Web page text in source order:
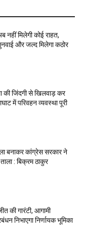
नहीं मिलेगी कोई राहत,
और जल्द मिलेगा कठोर
की जिंदगी से खिलवाड़ कर
में परिवहन व्यवस्था पूरी
बनाकर कांग्रेस सरकार ने
: बिक्रम ठाकुर
की गारंटी, आगामी
निभाएगा निर्णायक भूमिका